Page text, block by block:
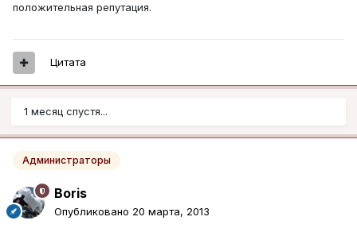
положительная репутация.
Цитата
1 месяц спустя...
Администраторы
Boris
Опубликовано 20 марта, 2013